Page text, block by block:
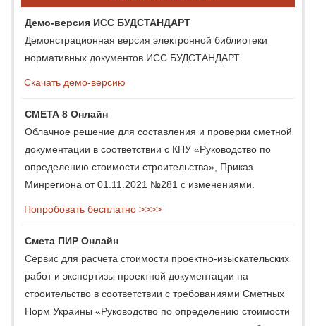
Демо-версия ИСС БУДСТАНДАРТ
Демонстрационная версия электронной библиотеки
нормативных документов ИСС БУДСТАНДАРТ.
Скачать демо-версию
СМЕТА 8 Онлайн
Облачное решение для составления и проверки сметной
документации в соответствии с КНУ «Руководство по
определению стоимости строительства», Приказ
Минрегиона от 01.11.2021 №281 с изменениями.
Попробовать бесплатно >>>>
Смета ПИР Онлайн
Сервис для расчета стоимости проектно-изыскательских
работ и экспертизы проектной документации на
строительство в соответствии с требованиями Сметных
Норм Украины «Руководство по определению стоимости